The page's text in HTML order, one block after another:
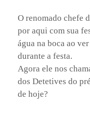
O renomado chefe
por aqui com sua
água na boca ao
durante a festa.
Agora ele nos
dos Detetives do
de hoje?